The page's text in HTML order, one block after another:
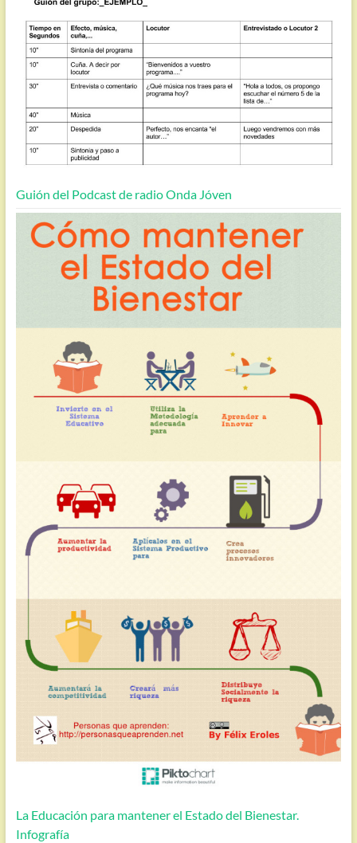
Guión del Podcast de radio Onda Jóven
La Educación para mantener el Estado del Bienestar.
Infografía